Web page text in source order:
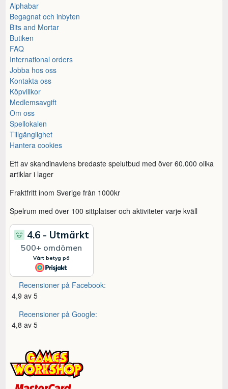
Alphabar
Begagnat och inbyten
Bits and Mortar
Butiken
FAQ
International orders
Jobba hos oss
Kontakta oss
Köpvillkor
Medlemsavgift
Om oss
Spellokalen
Tillgänglighet
Hantera cookies
Ett av skandinaviens bredaste spelutbud med över 60.000 olika
artiklar i lager
Fraktfritt inom Sverige från 1000kr
Spelrum med över 100 sittplatser och aktiviteter varje kväll
Recensioner på Facebook:
4,9 av 5
Recensioner på Google:
4,8 av 5